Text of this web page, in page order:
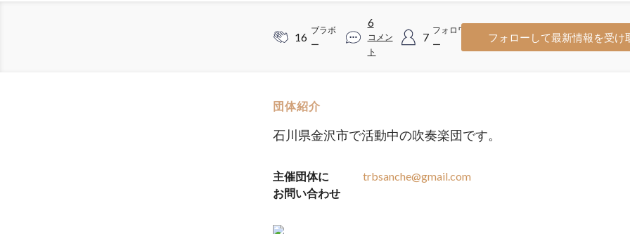
16
ブラボ
ー
6
コメン
ト
7
フォロワ
ー
フォローして最新情報を受け
団体紹介
石川県金沢市で活動中の吹奏楽団です。
主催団体に
お問い合わせ
trbsanche@gmail.com